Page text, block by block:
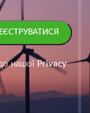
нашої Privacy